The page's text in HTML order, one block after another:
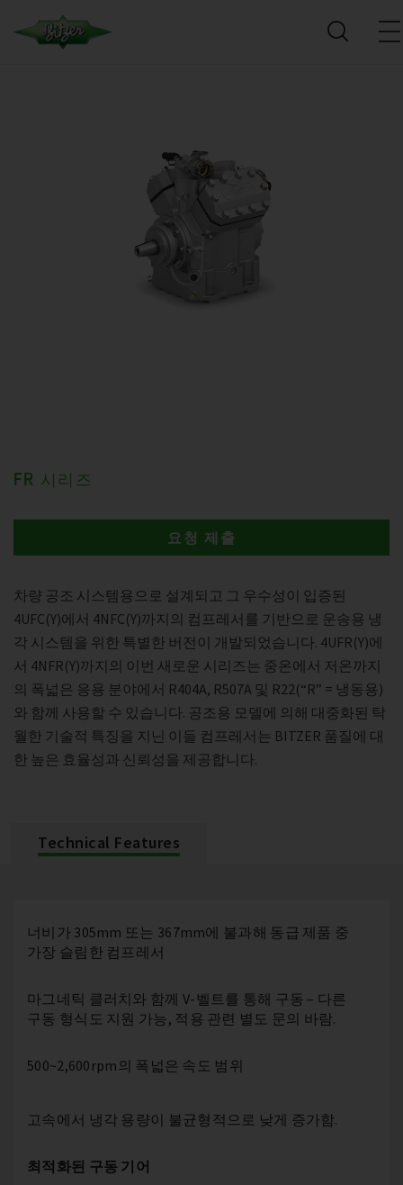
FR 시리즈
차량 공조 시스템용으로 설계되고 그 우수성이 입증된
4UFC(Y)에서 4NFC(Y)까지의 컴프레서를 기반으로 운송용 냉
각 시스템을 위한 특별한 버전이 개발되었습니다. 4UFR(Y)에
서 4NFR(Y)까지의 이번 새로운 시리즈는 중온에서 저온까지
의 폭넓은 응용 분야에서 R404A, R507A 및 R22(“R” = 냉동용)
와 함께 사용할 수 있습니다. 공조용 모델에 의해 대중화된 탁
월한 기술적 특징을 지닌 이들 컴프레서는 BITZER 품질에 대
한 높은 효율성과 신뢰성을 제공합니다.
요청 제출
Technical Features
너비가 305mm 또는 367mm에 불과해 동급 제품 중
가장 슬림한 컴프레서
마그네틱 클러치와 함께 V-벨트를 통해 구동 – 다른
구동 형식도 지원 가능, 적용 관련 별도 문의 바람.
500~2,600rpm의 폭넓은 속도 범위
고속에서 냉각 용량이 불균형적으로 낮게 증가함.
최적화된 구동 기어